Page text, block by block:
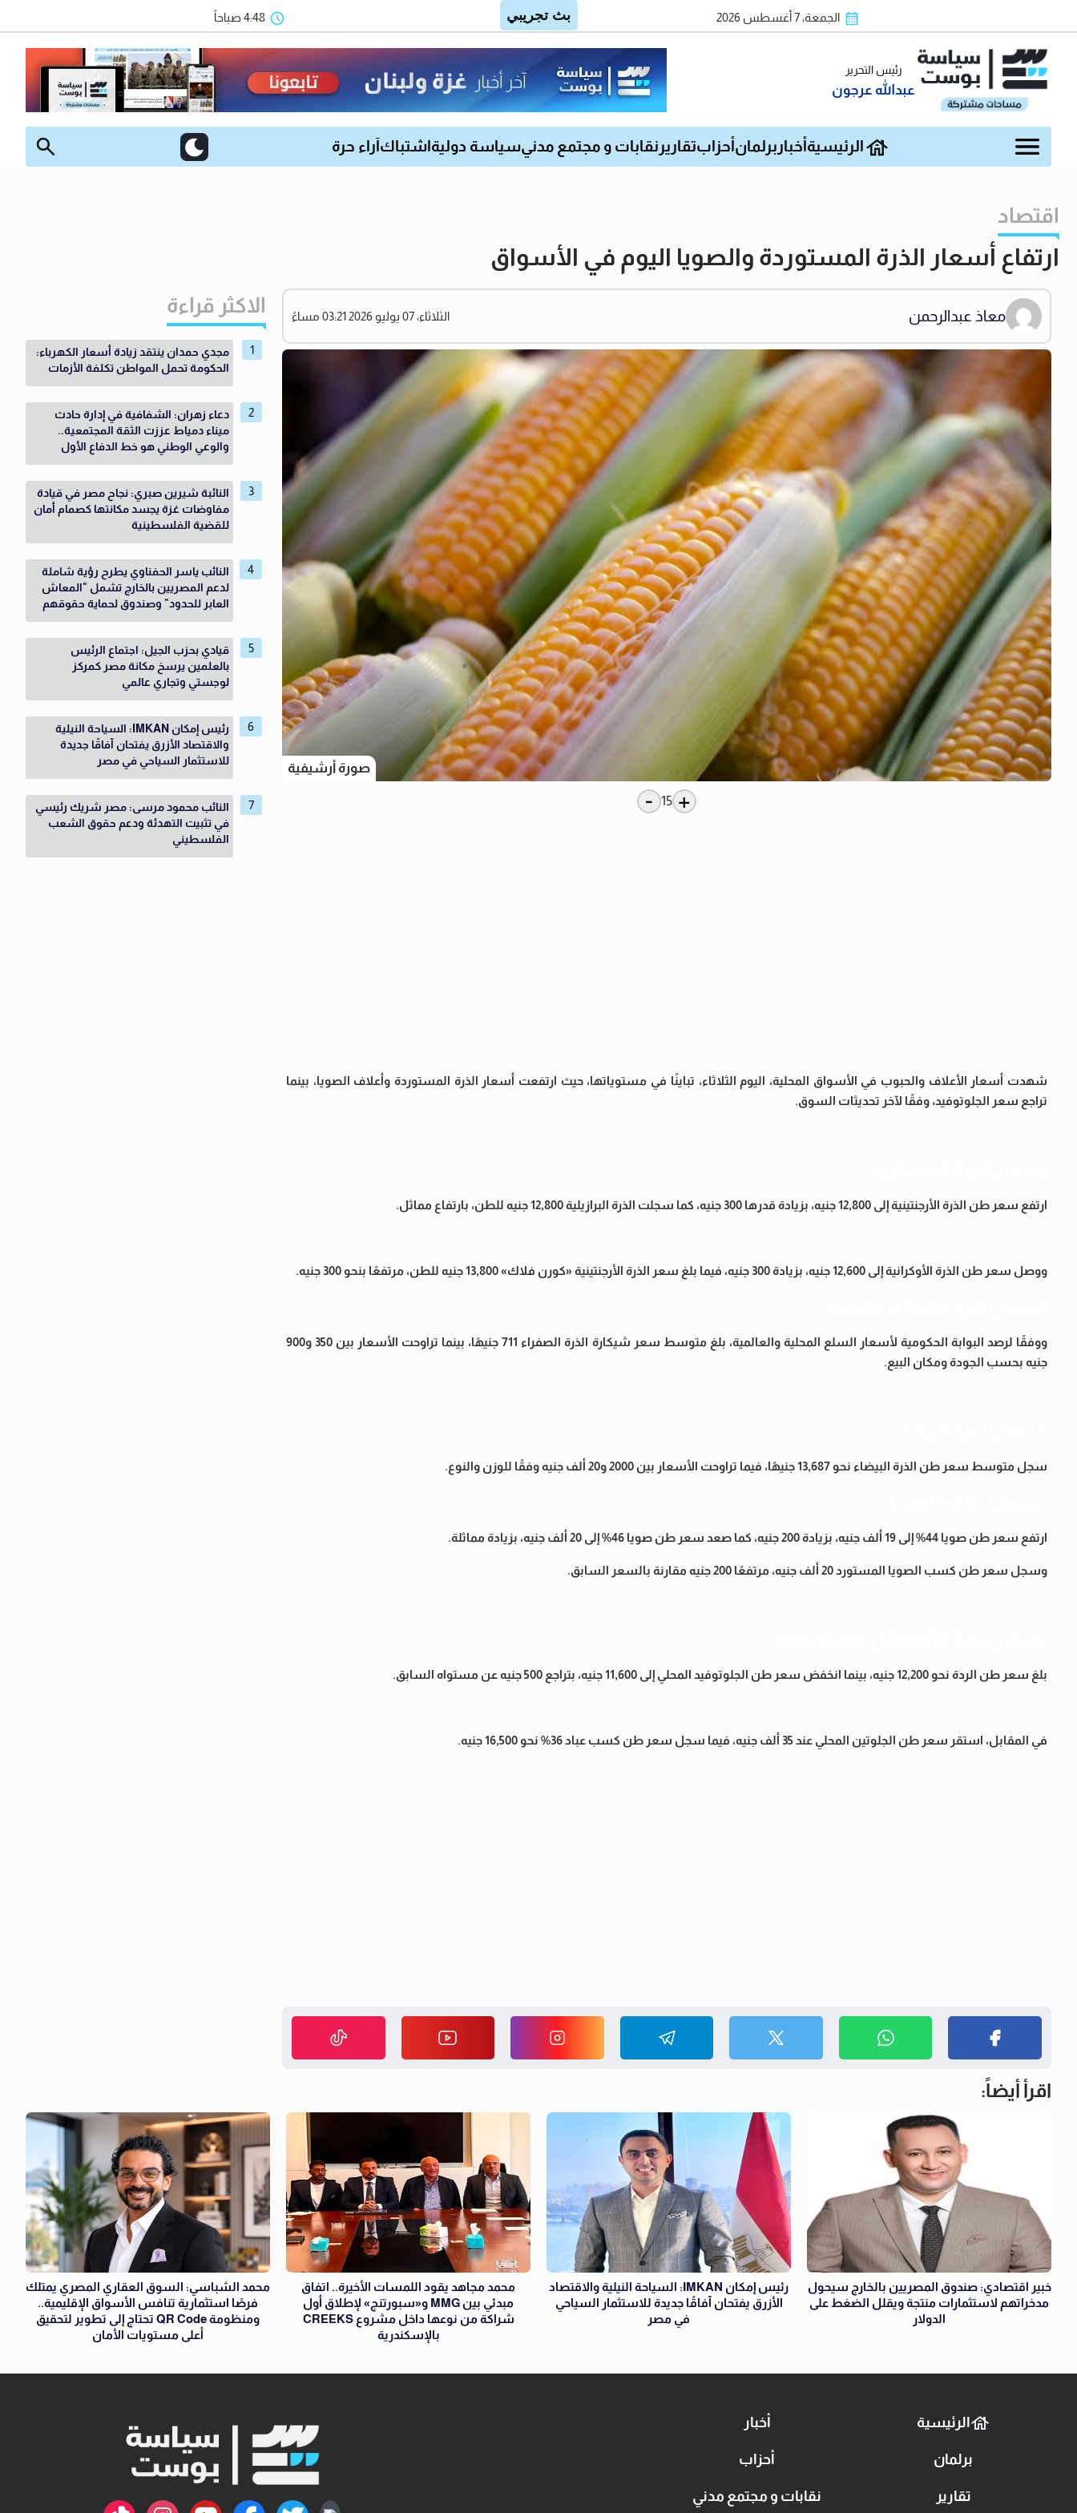
الجمعة، 7 أغسطس 2026 4:48 صباحاً
رئيس التحرير
عبدالله عرجون
الرئيسية أخبار برلمان أحزابتقارير نقابات و مجتمع مدنيسياسة دولية اشتباك آراء حرة
اقتصاد
ارتفاع أسعار الذرة المستوردة والصويا اليوم في الأسواق
معاذ عبدالرحمن الثلاثاء، 07 يوليو 2026 03:21 مساءً
صورة أرشيفية
+
15
-
شهدت أسعار الأعلاف والحبوب في الأسواق المحلية، اليوم الثلاثاء، تباينًا في مستوياتها، حيث ارتفعت أسعار الذرة المستوردة وأعلاف الصويا، بينما
تراجع سعر الجلوتوفيد، وفقًا لآخر تحديثات السوق.
ارتفع سعر طن الذرة الأرجنتينية إلى 12,800 جنيه، بزيادة قدرها 300 جنيه، كما سجلت الذرة البرازيلية 12,800 جنيه للطن، بارتفاع مماثل.
ووصل سعر طن الذرة الأوكرانية إلى 12,600 جنيه، بزيادة 300 جنيه، فيما بلغ سعر الذرة الأرجنتينية «كورن فلاك» 13,800 جنيه للطن، مرتفعًا بنحو 300 جنيه.
ووفقًا لرصد البوابة الحكومية لأسعار السلع المحلية والعالمية، بلغ متوسط سعر شيكارة الذرة الصفراء 711 جنيهًا، بينما تراوحت الأسعار بين 350 و900
جنيه بحسب الجودة ومكان البيع.
سجل متوسط سعر طن الذرة البيضاء نحو 13,687 جنيهًا، فيما تراوحت الأسعار بين 2000 و20 ألف جنيه وفقًا للوزن والنوع.
ارتفع سعر طن صويا 44% إلى 19 ألف جنيه، بزيادة 200 جنيه، كما صعد سعر طن صويا 46% إلى 20 ألف جنيه، بزيادة مماثلة.
وسجل سعر طن كسب الصويا المستورد 20 ألف جنيه، مرتفعًا 200 جنيه مقارنة بالسعر السابق.
بلغ سعر طن الردة نحو 12,200 جنيه، بينما انخفض سعر طن الجلوتوفيد المحلي إلى 11,600 جنيه، بتراجع 500 جنيه عن مستواه السابق.
في المقابل، استقر سعر طن الجلوتين المحلي عند 35 ألف جنيه، فيما سجل سعر طن كسب عباد 36% نحو 16,500 جنيه.
الاكثر قراءة
مجدي حمدان ينتقد زيادة أسعار الكهرباء:
الحكومة تحمل المواطن تكلفة الأزمات
دعاء زهران: الشفافية في إدارة حادث
ميناء دمياط عززت الثقة المجتمعية..
والوعي الوطني هو خط الدفاع الأول
النائبة شيرين صبري: نجاح مصر في قيادة
مفاوضات غزة يجسد مكانتها كصمام أمان
للقضية الفلسطينية
النائب ياسر الحفناوي يطرح رؤية شاملة
لدعم المصريين بالخارج تشمل "المعاش
العابر للحدود" وصندوق لحماية حقوقهم
قيادي بحزب الجيل: اجتماع الرئيس
بالعلمين يرسخ مكانة مصر كمركز
لوجستي وتجاري عالمي
رئيس إمكان IMKAN: السياحة النيلية
والاقتصاد الأزرق يفتحان آفاقًا جديدة
للاستثمار السياحي في مصر
النائب محمود مرسى: مصر شريك رئيسي
في تثبيت التهدئة ودعم حقوق الشعب
الفلسطيني
اقرأ أيضاً:
خبير اقتصادي: صندوق المصريين بالخارج سيحول
مدخراتهم لاستثمارات منتجة ويقلل الضغط على
الدولار
رئيس إمكان IMKAN: السياحة النيلية والاقتصاد
الأزرق يفتحان آفاقًا جديدة للاستثمار السياحي
في مصر
محمد مجاهد يقود اللمسات الأخيرة.. اتفاق
مبدئي بين MMG و«سبورتنج» لإطلاق أول
شراكة من نوعها داخل مشروع CREEKS
بالإسكندرية
محمد الشباسي: السوق العقاري المصري يمتلك
فرصًا استثمارية تنافس الأسواق الإقليمية..
ومنظومة QR Code تحتاج إلى تطوير لتحقيق
أعلى مستويات الأمان
الرئيسية أخبار
برلمان أحزاب
تقارير نقابات و مجتمع مدني